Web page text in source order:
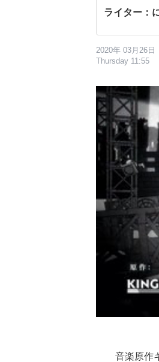
ライター：
2020年 03月26日
Thursday 11:55
音楽原作